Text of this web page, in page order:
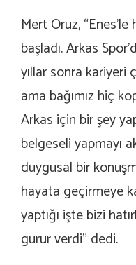
Mert Oruz,
başladı. Arkas
yıllar sonra kariyeri
ama bağımız hiç
Arkas için bir şey
belgeseli yapmayı
duygusal bir
hayata geçirmeye
yaptığı işte bizi
gurur verdi” dedi.